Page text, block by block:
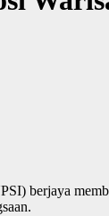
berjaya